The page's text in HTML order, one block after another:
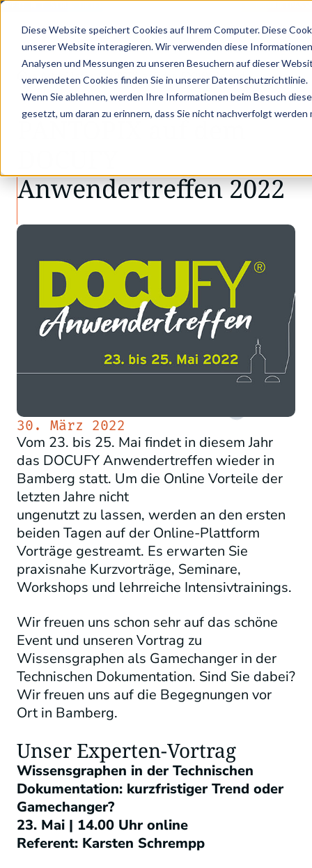
Diese Website speichert Cookies auf Ihrem Computer. Diese
unserer Website interagieren. Wir verwenden diese
Analysen und Messungen zu unseren Besuchern auf dieser
verwendeten Cookies finden Sie in unserer Datenschutzrichtlinie.
Wenn Sie ablehnen, werden Ihre Informationen beim Besuch
gesetzt, um daran zu erinnern, dass Sie nicht nachverfolgt werden
MIT STRUKTURIERTEN PRODUKTDATEN ZUM DIGITALEN
Aktuelles•
PANTOPIX auf dem DOCUFY Anwend…
AKTUELLES
PANTOPIX auf dem
Anwendertreffen 2022
30. März 2022
Vom 23. bis 25. Mai findet in diesem Jahr
das DOCUFY Anwendertreffen wieder in
Bamberg statt. Um die Online Vorteile der
letzten Jahre nicht
ungenutzt zu lassen, werden an den ersten
beiden Tagen auf der Online-Plattform
Vorträge gestreamt. Es erwarten Sie
praxisnahe Kurzvorträge, Seminare,
Workshops und lehrreiche Intensivtrainings.
Wir freuen uns schon sehr auf das schöne
Event und unseren Vortrag zu
Wissensgraphen als Gamechanger in der
Technischen Dokumentation. Sind Sie dabei?
Wir freuen uns auf die Begegnungen vor
Ort in Bamberg.
Unser Experten-Vortrag
Wissensgraphen in der Technischen
Dokumentation: kurzfristiger Trend oder
Gamechanger?
23. Mai | 14.00 Uhr online
Referent: Karsten Schrempp